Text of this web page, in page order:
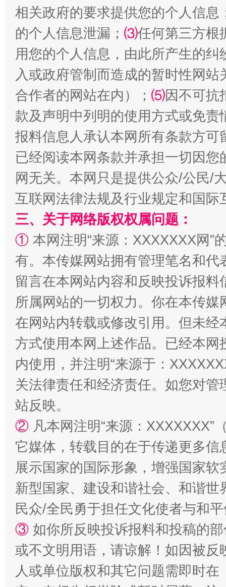
揭批美国五大"原罪" "炒
站台名比不上好声名
漫山遍野的桃花与雪山、麦地、白藏房 除
相关政府的要求提供您的个人信息
的个人信息泄漏； ⑶任何第三方根
用您的个人信息，由此所产生的纠
入或政府管制而造成的暂时性网
合作者的网站在内）； ⑸因不可抗
款及声明中列明的使用方式或免责
报料信息人承认本网所有条款方
已经阅读本网条款并承担一切因
网无关。本网只是提供公众/公民/
互联网法律法规及行业规定和国
三、关于网络版权权属问题：
① 本网注明“来源：XXXXXXX网”
有。本传媒网站拥有管理笔名和
留言在本网站内容和反映投诉报
所属网站的一切权力。你在本传
在网站内转载或修改引用。但未
方式使用本网上述作品。已经本
内使用，并注明“来源于：
关法律责任和经济责任。如您对
站反映。
② 凡本网注明“来源：
它媒体，转载目的在于传递更多
展示国家的国际形象，增强国家
新型国家、建设和谐社会、和谐
民众/全民勇于担任文化使者与和
③ 如你所反映投诉报料和投稿的
或不文明用语，请谅解！如因被
人或单位版权和其它问题需即时在